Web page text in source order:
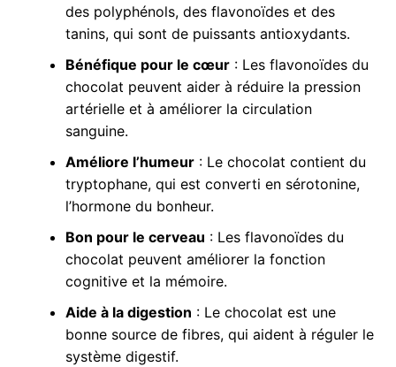
des polyphénols, des flavonoïdes et des
tanins, qui sont de puissants antioxydants.
Bénéfique pour le cœur: Les flavonoïdes du
chocolat peuvent aider à réduire la pression
artérielle et à améliorer la circulation
sanguine.
Améliore l’humeur: Le chocolat contient du
tryptophane, qui est converti en sérotonine,
l’hormone du bonheur.
Bon pour le cerveau : Les flavonoïdes du
chocolat peuvent améliorer la fonction
cognitive et la mémoire.
Aide à la digestion : Le chocolat est une
bonne source de fibres, qui aident à réguler le
système digestif.